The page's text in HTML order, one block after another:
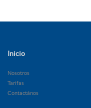
Inicio
Nosotros
Tarifas
Contactános